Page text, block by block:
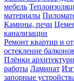
мебель
материалы
Камины, печи
канализации
Ремонт квартир и
остекление
Плёнки
работы Ламинат
запорные